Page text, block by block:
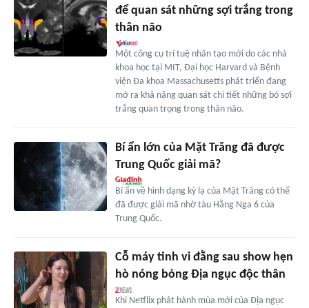
để quan sát những sợi trắng trong
thân não
Một công cụ trí tuệ nhân tạo mới do các nhà
khoa học tại MIT, Đại học Harvard và Bệnh
viện Đa khoa Massachusetts phát triển đang
mở ra khả năng quan sát chi tiết những bó sợi
trắng quan trọng trong thân não.
Bí ẩn lớn của Mặt Trăng đã được
Trung Quốc giải mã?
Bí ẩn về hình dạng kỳ lạ của Mặt Trăng có thể
đã được giải mã nhờ tàu Hằng Nga 6 của
Trung Quốc.
Cỗ máy tinh vi đằng sau show hẹn
hò nóng bỏng Địa ngục độc thân
Khi Netflix phát hành mùa mới của Địa ngục